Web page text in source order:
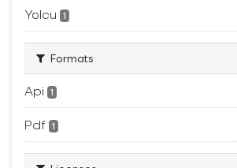
Yolcu 1
Formats
Api 1
Pdf 1